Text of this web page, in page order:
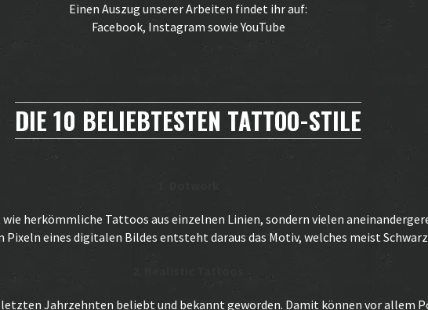
Einen Auszug unserer Arbeiten findet ihr auf:
Facebook, Instagram sowieYouTube
DIE 10 BELIEBTESTEN TATTOO-STILE
herkömmliche Tattoos aus einzelnen Linien, sondern vielen
Pixeln eines digitalen Bildes entsteht daraus das Motiv, welches meist
Jahrzehnten beliebt und bekannt geworden. Damit können vor allem